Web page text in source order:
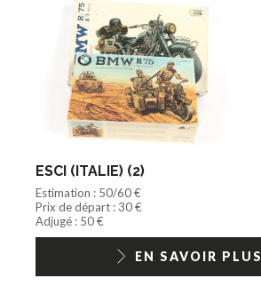
ESCI (ITALIE) (2)
Estimation : 50/60 €
Prix de départ : 30 €
Adjugé : 50 €
EN SAVOIR PLUS